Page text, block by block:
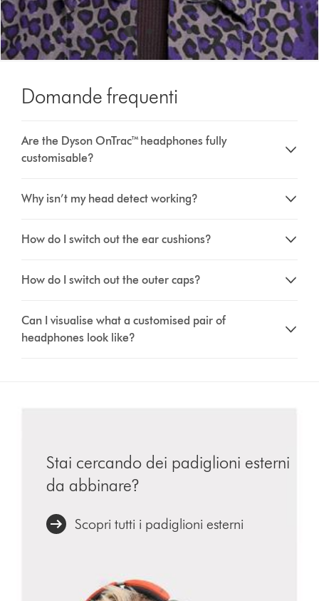
Domande frequenti
Are the Dyson OnTrac™ headphones fully
customisable?
Why isn’t my head detect working?
How do I switch out the ear cushions?
How do I switch out the outer caps?
Can I visualise what a customised pair of
headphones look like?
Stai cercando dei padiglioni esterni
da abbinare?
Scopri tutti i padiglioni esterni